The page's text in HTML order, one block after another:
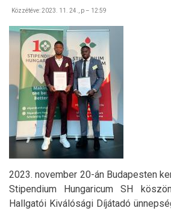
Közzétéve:2023. 11. 24., p – 12:59
2023. november 20-án Budapesten
Stipendium Hungaricum SH
Hallgatói Kiválósági Díjátadó